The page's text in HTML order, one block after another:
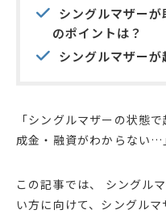
シングルマザー
のポイントは？
シングルマザーが
「シングルマザーの状態
成金・融資がわからない…
この記事では、 シングル
い方に向けて、シングル